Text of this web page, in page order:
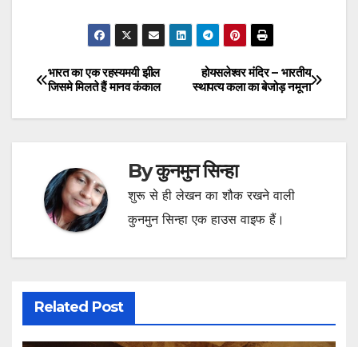
Post
navigation
होयसलेश्वर मंदिर – भारतीय
स्थापत्य कला का बेजोड़ नमूना
भारत का एक रहस्यमयी झील
जिसमे मिलते हैं मानव कंकाल
Byकुनमुन सिन्हा
शुरू से ही लेखन का शौक रखने वाली
कुनमुन सिन्हा एक हाउस वाइफ हैं।
Related Post